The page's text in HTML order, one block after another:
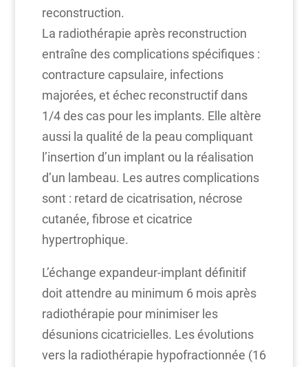
reconstruction.
La radiothérapie après reconstruction
entraîne des complications spécifiques :
contracture capsulaire, infections
majorées, et échec reconstructif dans
1/4 des cas pour les implants. Elle altère
aussi la qualité de la peau compliquant
l’insertion d’un implant ou la réalisation
d’un lambeau. Les autres complications
sont : retard de cicatrisation, nécrose
cutanée, fibrose et cicatrice
hypertrophique.
L’échange expandeur-implant définitif
doit attendre au minimum 6 mois après
radiothérapie pour minimiser les
désunions cicatricielles. Les évolutions
vers la radiothérapie hypofractionnée (16